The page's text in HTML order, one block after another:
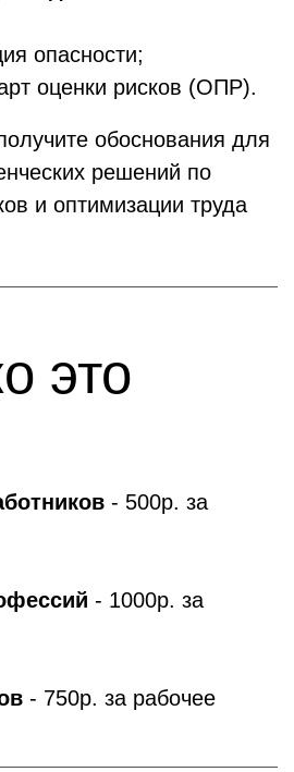
опасности;
оценки рисков (ОПР).
обоснования для
решений по
и оптимизации труда
это
- 500р. за
- 1000р. за
- 750р. за рабочее